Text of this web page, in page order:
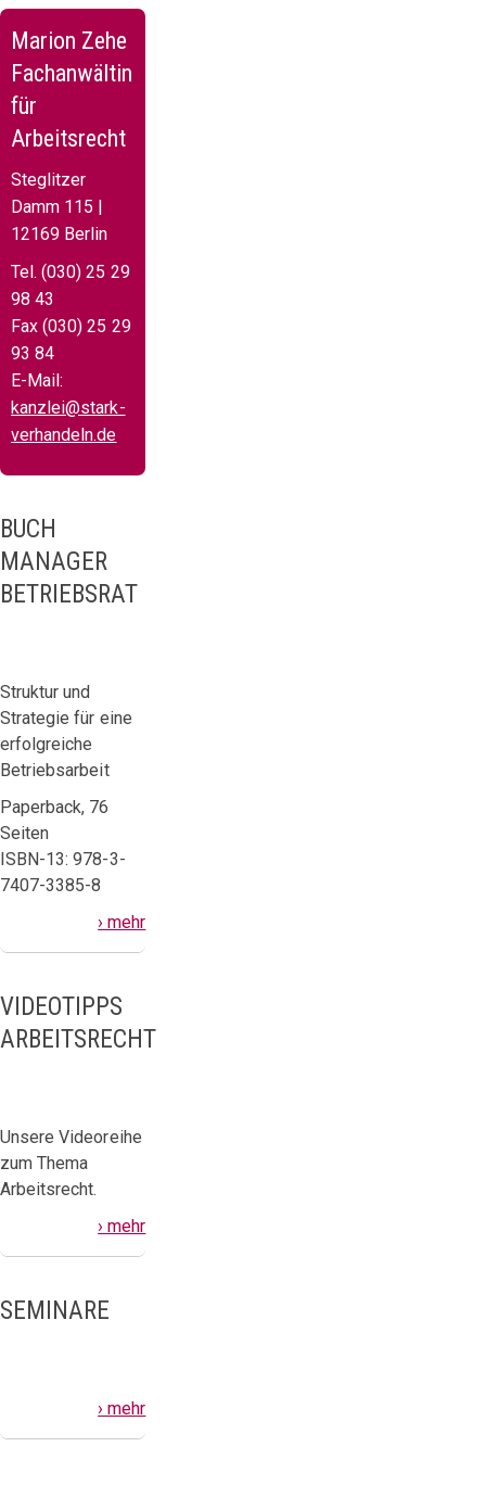
Marion Zehe
Fachanwältin
für
Arbeitsrecht
Steglitzer
Damm 115 |
12169 Berlin
Tel. (030) 25 29
98 43
Fax (030) 25 29
93 84
E-Mail:
kanzlei@stark-
verhandeln.de
BUCH
MANAGER
BETRIEBSRAT
Struktur und
Strategie für eine
erfolgreiche
Betriebsarbeit
Paperback, 76
Seiten
ISBN-13: 978-3-
7407-3385-8
› mehr
VIDEOTIPPS
ARBEITSRECHT
Unsere Videoreihe
zum Thema
Arbeitsrecht.
› mehr
SEMINARE
› mehr